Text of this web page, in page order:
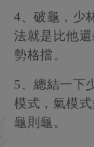
4、破龜，少
法就是比他
勢格擋。
5、總結一下
模式，氣模
龜則龜。